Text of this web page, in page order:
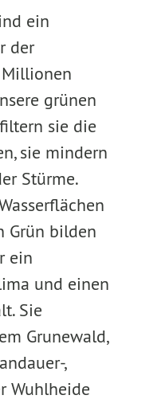
ein
der
grünen
sie die
sie mindern
Stürme.
Grün bilden
ein
und einen
Sie
Grunewald,
,
Wuhlheide